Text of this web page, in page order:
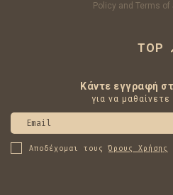
Policy and Terms of
TOP
Κάντε εγγραφή
για να
Αποδέχομαι τουςΌρους Χρήσης